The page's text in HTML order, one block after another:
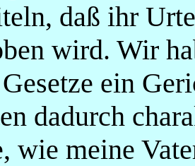
daß ihr
wird. Wir
ein
dadurch
wie meine